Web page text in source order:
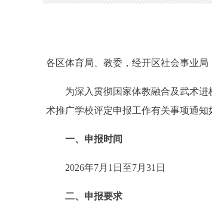
各区体育局、教委，经开区社会事业局
为深入贯彻国家体教融合及武术进校
术推广学校评定申报工作有关事项通知
一、申报时间
2026年7月1日至7月31日
二、申报要求